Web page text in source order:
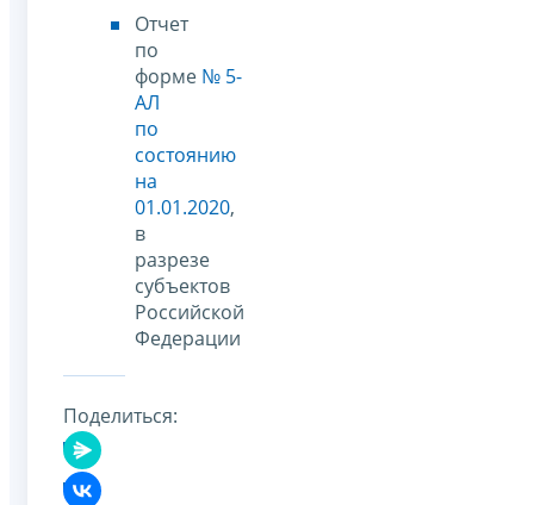
Отчет
по
форме № 5-
АЛ
по
состоянию
на
01.01.2020,
в
разрезе
субъектов
Российской
Федерации
Поделиться: